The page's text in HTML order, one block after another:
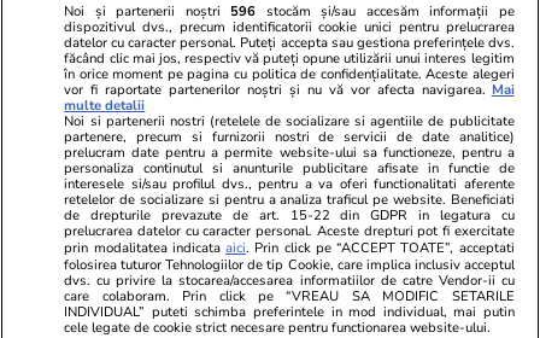
Cum se scrie corect: bineînțeles
sau bine înțeles
Bani și Afaceri 03 aug.
Cine poate retrage banii din
contul unei persoane decedate
Noi și partenerii noștri 596 stocăm și/sau accesăm informații pe
dispozitivul dvs., precum identificatorii cookie unici pentru prelucrarea
datelor cu caracter personal. Puteți accepta sau gestiona preferințele dvs.
făcând clic mai jos, respectiv vă puteți opune utilizării unui interes legitim
în orice moment pe pagina cu politica de confidențialitate. Aceste alegeri
vor fi raportate partenerilor noștri și nu vă vor afecta navigarea. Mai
multe detalii
Noi si partenerii nostri (retelele de socializare si agentiile de publicitate
partenere, precum si furnizorii nostri de servicii de date analitice)
prelucram date pentru a permite website-ului sa functioneze, pentru a
personaliza continutul si anunturile publicitare afisate in functie de
interesele si/sau profilul dvs., pentru a va oferi functionalitati aferente
retelelor de socializare si pentru a analiza traficul pe website. Beneficiati
de drepturile prevazute de art. 15-22 din GDPR in legatura cu
prelucrarea datelor cu caracter personal. Aceste drepturi pot fi exercitate
prin modalitatea indicataaici. Prin click pe “ACCEPT TOATE”, acceptati
folosirea tuturor Tehnologiilor de tip Cookie, care implica inclusiv acceptul
dvs. cu privire la stocarea/accesarea informatiilor de catre Vendor-ii cu
care colaboram. Prin click pe “VREAU SA MODIFIC SETARILE
INDIVIDUAL” puteti schimba preferintele in mod individual, mai putin
cele legate de cookie strict necesare pentru functionarea website-ului.